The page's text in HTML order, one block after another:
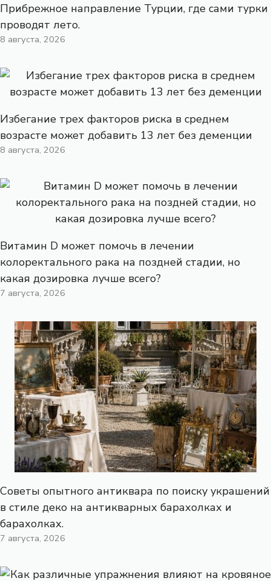
Прибрежное направление Турции, где сами турки
проводят лето.
8 августа, 2026
Избегание трех факторов риска в среднем
возрасте может добавить 13 лет без деменции
8 августа, 2026
Витамин D может помочь в лечении
колоректального рака на поздней стадии, но
какая дозировка лучше всего?
7 августа, 2026
Советы опытного антиквара по поиску украшений
в стиле деко на антикварных барахолках и
барахолках.
7 августа, 2026